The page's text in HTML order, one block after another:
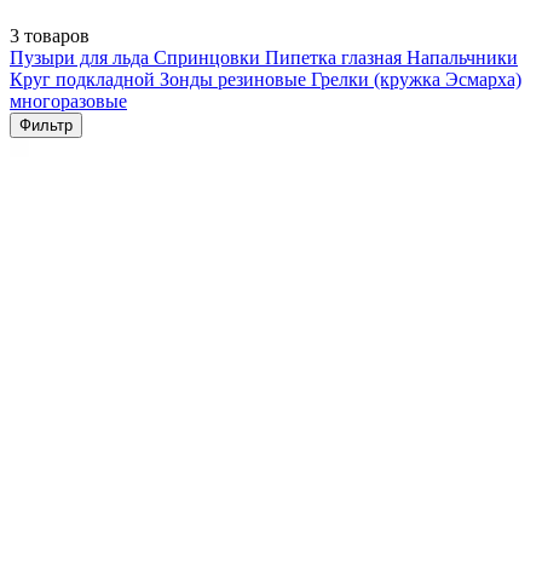
3 товаров
Пузыри для льда Спринцовки Пипетка глазная Напальчники
Круг подкладной Зонды резиновые Грелки (кружка Эсмарха)
многоразовые
Фильтр